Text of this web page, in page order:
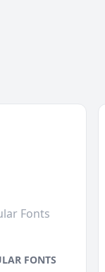
Fonts
FONTS